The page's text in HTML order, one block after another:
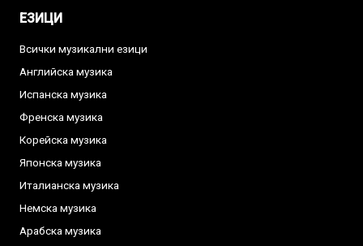
ЕЗИЦИ
Всички музикални езици
Английска музика
Испанска музика
Френска музика
Корейска музика
Японска музика
Италианска музика
Немска музика
Арабска музика